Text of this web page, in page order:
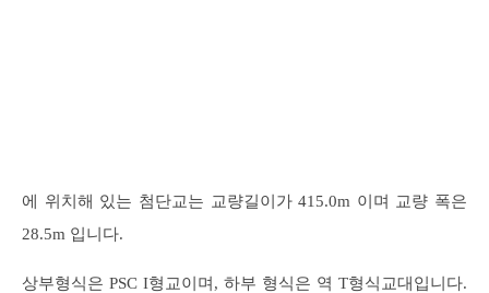
에 위치해 있는 첨단교는 교량길이가 415.0m 이며 교량 폭은
28.5m 입니다.
상부형식은 PSC I형교이며, 하부 형식은 역 T형식교대입니다.